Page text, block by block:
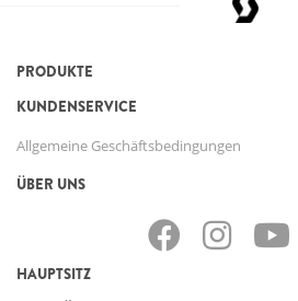
PRODUKTE
KUNDENSERVICE
Allgemeine Geschäftsbedingungen
ÜBER UNS
HAUPTSITZ